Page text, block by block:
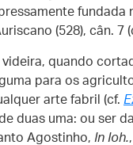
fundada
(528), cân. 7
videira, quando
para os
arte fabril (cf.
duas uma: ou ser
Agostinho, In Ioh.